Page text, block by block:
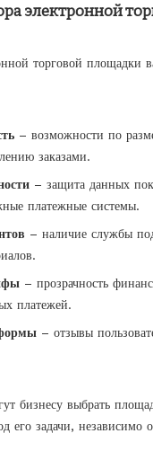
электронной
торговой площадки
– возможности по
заказами.
– защита данных
платежные системы.
– наличие службы
– прозрачность
платежей.
– отзывы
бизнесу выбрать
его задачи, независимо